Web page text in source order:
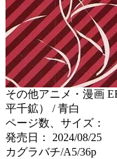
その他アニメ・漫画
平千鉱） / 青白
ページ数、サイズ：
発売日： 2024/08/25
カグラバチ/A5/36p